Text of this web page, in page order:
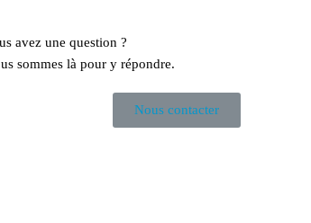
avez une question ?
sommes là pour y répondre.
Nous contacter